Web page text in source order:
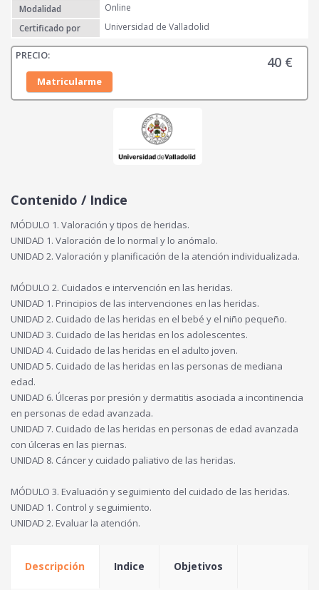
Modalidad
Online
Certificado por
Universidad de Valladolid
40 €
Matricularme
Contenido / Indice
MÓDULO 1. Valoración y tipos de heridas.
UNIDAD 1. Valoración de lo normal y lo anómalo.
UNIDAD 2. Valoración y planificación de la atención individualizada.
MÓDULO 2. Cuidados e intervención en las heridas.
UNIDAD 1. Principios de las intervenciones en las heridas.
UNIDAD 2. Cuidado de las heridas en el bebé y el niño pequeño.
UNIDAD 3. Cuidado de las heridas en los adolescentes.
UNIDAD 4. Cuidado de las heridas en el adulto joven.
UNIDAD 5. Cuidado de las heridas en las personas de mediana
edad.
UNIDAD 6. Úlceras por presión y dermatitis asociada a incontinencia
en personas de edad avanzada.
UNIDAD 7. Cuidado de las heridas en personas de edad avanzada
con úlceras en las piernas.
UNIDAD 8. Cáncer y cuidado paliativo de las heridas.
MÓDULO 3. Evaluación y seguimiento del cuidado de las heridas.
UNIDAD 1. Control y seguimiento.
UNIDAD 2. Evaluar la atención.
Descripción Indice Objetivos